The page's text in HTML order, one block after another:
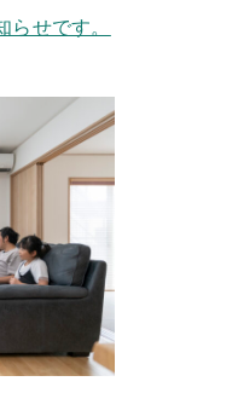
せです。